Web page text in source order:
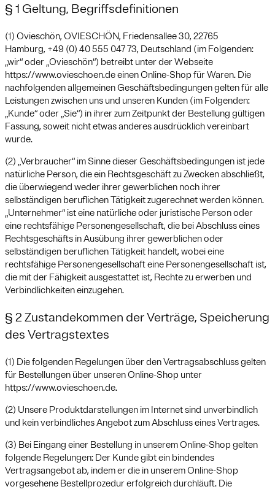
§ 1 Geltung, Begriffsdefinitionen
(1) Ovieschön, OVIESCHÖN, Friedensallee 30, 22765
Hamburg, +49 (0) 40 555 047 73, Deutschland (im Folgenden:
„wir“ oder „Ovieschön“) betreibt unter der Webseite
https://www.ovieschoen.de einen Online-Shop für Waren. Die
nachfolgenden allgemeinen Geschäftsbedingungen gelten für alle
Leistungen zwischen uns und unseren Kunden (im Folgenden:
„Kunde“ oder „Sie“) in ihrer zum Zeitpunkt der Bestellung gültigen
Fassung, soweit nicht etwas anderes ausdrücklich vereinbart
wurde.
(2) „Verbraucher“ im Sinne dieser Geschäftsbedingungen ist jede
natürliche Person, die ein Rechtsgeschäft zu Zwecken abschließt,
die überwiegend weder ihrer gewerblichen noch ihrer
selbständigen beruflichen Tätigkeit zugerechnet werden können.
„Unternehmer“ ist eine natürliche oder juristische Person oder
eine rechtsfähige Personengesellschaft, die bei Abschluss eines
Rechtsgeschäfts in Ausübung ihrer gewerblichen oder
selbständigen beruflichen Tätigkeit handelt, wobei eine
rechtsfähige Personengesellschaft eine Personengesellschaft ist,
die mit der Fähigkeit ausgestattet ist, Rechte zu erwerben und
Verbindlichkeiten einzugehen.
§ 2 Zustandekommen der Verträge, Speicherung
des Vertragstextes
(1) Die folgenden Regelungen über den Vertragsabschluss gelten
für Bestellungen über unseren Online-Shop unter
https://www.ovieschoen.de.
(2) Unsere Produktdarstellungen im Internet sind unverbindlich
und kein verbindliches Angebot zum Abschluss eines Vertrages.
(3) Bei Eingang einer Bestellung in unserem Online-Shop gelten
folgende Regelungen: Der Kunde gibt ein bindendes
Vertragsangebot ab, indem er die in unserem Online-Shop
vorgesehene Bestellprozedur erfolgreich durchläuft. Die